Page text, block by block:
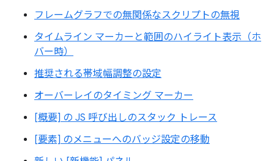
フレームグラフでの無関係なスクリプトの無視
タイムライン マーカーと範囲のハイライト表示（ホ
バー時）
推奨される帯域幅調整の設定
オーバーレイのタイミング マーカー
[概要] の JS 呼び出しのスタック トレース
[要素] のメニューへのバッジ設定の移動